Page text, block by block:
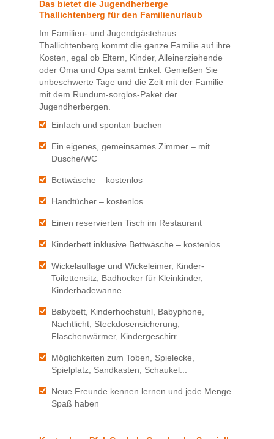
Das bietet die Jugendherberge
Thallichtenberg für den Familienurlaub
Im Familien- und Jugendgästehaus
Thallichtenberg kommt die ganze Familie auf ihre
Kosten, egal ob Eltern, Kinder, Alleinerziehende
oder Oma und Opa samt Enkel. Genießen Sie
unbeschwerte Tage und die Zeit mit der Familie
mit dem Rundum-sorglos-Paket der
Jugendherbergen.
Einfach und spontan buchen
Ein eigenes, gemeinsames Zimmer – mit
Dusche/WC
Bettwäsche – kostenlos
Handtücher – kostenlos
Einen reservierten Tisch im Restaurant
Kinderbett inklusive Bettwäsche – kostenlos
Wickelauflage und Wickeleimer, Kinder-
Toilettensitz, Badhocker für Kleinkinder,
Kinderbadewanne
Babybett, Kinderhochstuhl, Babyphone,
Nachtlicht, Steckdosensicherung,
Flaschenwärmer, Kindergeschirr...
Möglichkeiten zum Toben, Spielecke,
Spielplatz, Sandkasten, Schaukel...
Neue Freunde kennen lernen und jede Menge
Spaß haben